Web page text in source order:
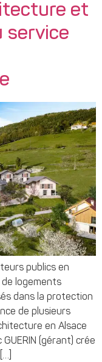
et
service
publics en
logements
dans la protection
de plusieurs
en Alsace
(gérant) crée